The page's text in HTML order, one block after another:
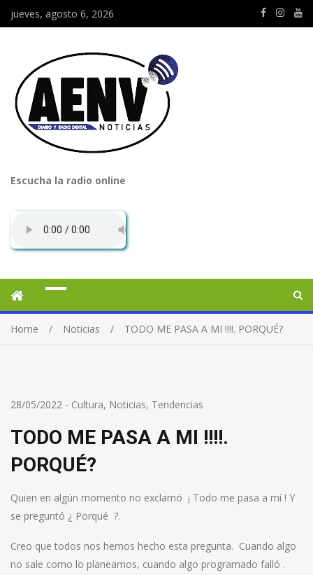
jueves, agosto 6, 2026
Escucha la radio online
Home Noticias TODO ME PASA A MI !!!!. PORQUÉ?
28/05/2022 - Cultura, Noticias, Tendencias
TODO ME PASA A MI !!!!.
PORQUÉ?
Quien en algún momento no exclamó ¡ Todo me pasa a mí ! Y
se preguntó ¿ Porqué ?.
Creo que todos nos hemos hecho esta pregunta. Cuando algo
no sale como lo planeamos, cuando algo programado falló .